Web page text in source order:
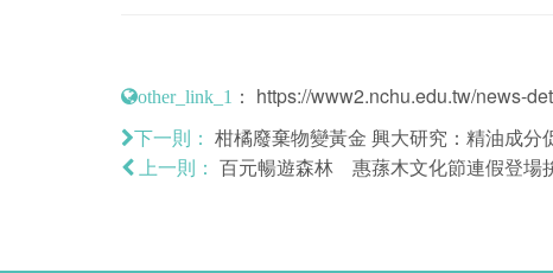
other_link_1 ： https://www2.nchu.edu.tw/news-
下一則： 柑橘廢棄物變黃金 興大研究：精油成
上一則： 百元暢遊森林 惠蓀木文化節連假登場